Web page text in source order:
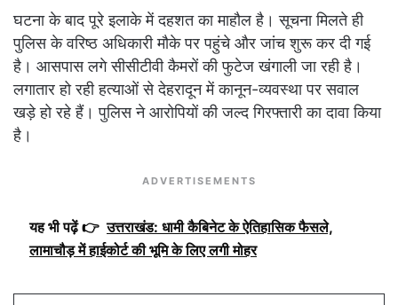
घटना के बाद पूरे इलाके में दहशत का माहौल है। सूचना मिलते ही
पुलिस के वरिष्ठ अधिकारी मौके पर पहुंचे और जांच शुरू कर दी गई
है। आसपास लगे सीसीटीवी कैमरों की फुटेज खंगाली जा रही है।
लगातार हो रही हत्याओं से देहरादून में कानून-व्यवस्था पर सवाल
खड़े हो रहे हैं। पुलिस ने आरोपियों की जल्द गिरफ्तारी का दावा किया
है।
ADVERTISEMENTS
यह भी पढ़ें 👉 उत्तराखंड: धामी कैबिनेट के ऐतिहासिक फैसले,
लामाचौड़ में हाईकोर्ट की भूमि के लिए लगी मोहर